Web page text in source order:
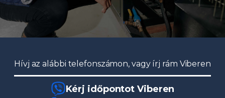
Hívj az alábbi telefonszámon, vagy írj rám Viberen
Kérj időpontot Viberen